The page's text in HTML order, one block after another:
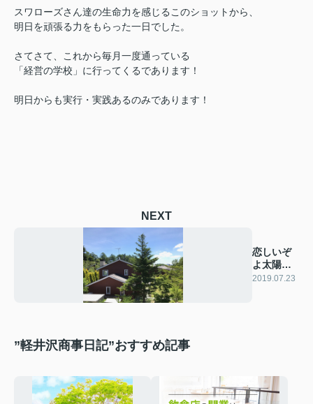
スワローズさん達の生命力を感じるこのショットから、
明日を頑張る力をもらった一日でした。
さてさて、これから毎月一度通っている
「経営の学校」に行ってくるであります！
明日からも実行・実践あるのみであります！
NEXT
恋しいぞ
よ太陽さ
ん
2019.07.23
”軽井沢商事日記”おすすめ記事